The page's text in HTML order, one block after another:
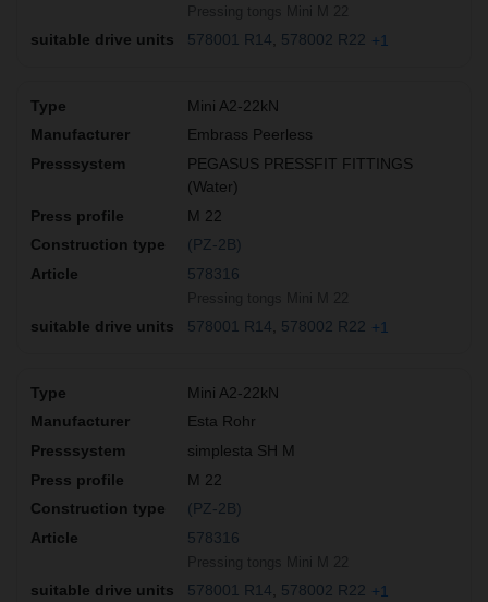
578001 R14 578002 R22 +1
Mini A2-22kN
Embrass Peerless
PEGASUS PRESSFIT FITTINGS
(Water)
M 22
(PZ-2B)
578316
578001 R14 578002 R22 +1
Mini A2-22kN
Esta Rohr
simplesta SH M
M 22
(PZ-2B)
578316
578001 R14 578002 R22 +1